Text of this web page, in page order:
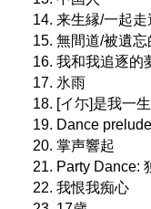
14. 来生縁/一起
15. 無間道/被遺
16. 我和我追逐的
17. 氷雨
18. [イ尓]是我一
19. Dance
20. 掌声響起
21. Party Dance:
22. 我恨我痴心